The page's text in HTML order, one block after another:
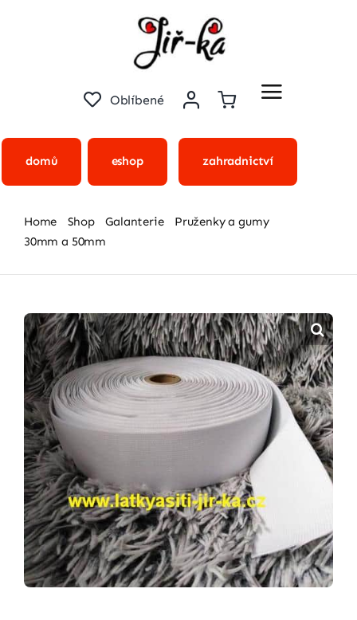
Oblíbené
domů eshop zahradnictví
Home Shop Galanterie
Pruženky a gumy
30mm a 50mm